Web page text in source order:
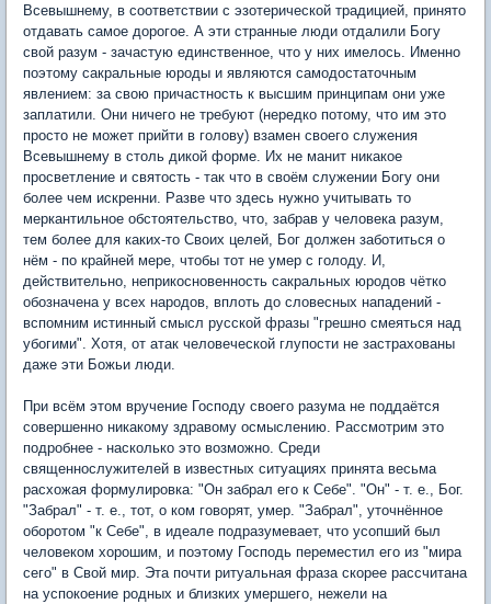
Всевышнему, в соответствии с эзотерической традицией, принято
отдавать самое дорогое. А эти странные люди отдалили Богу
свой разум - зачастую единственное, что у них имелось. Именно
поэтому сакральные юроды и являются самодостаточным
явлением: за свою причастность к высшим принципам они уже
заплатили. Они ничего не требуют (нередко потому, что им это
просто не может прийти в голову) взамен своего служения
Всевышнему в столь дикой форме. Их не манит никакое
просветление и святость - так что в своём служении Богу они
более чем искренни. Разве что здесь нужно учитывать то
меркантильное обстоятельство, что, забрав у человека разум,
тем более для каких-то Своих целей, Бог должен заботиться о
нём - по крайней мере, чтобы тот не умер с голоду. И,
действительно, неприкосновенность сакральных юродов чётко
обозначена у всех народов, вплоть до словесных нападений -
вспомним истинный смысл русской фразы "грешно смеяться над
убогими". Хотя, от атак человеческой глупости не застрахованы
даже эти Божьи люди.
При всём этом вручение Господу своего разума не поддаётся
совершенно никакому здравому осмыслению. Рассмотрим это
подробнее - насколько это возможно. Среди
священнослужителей в известных ситуациях принята весьма
расхожая формулировка: "Он забрал его к Себе". "Он" - т. е., Бог.
"Забрал" - т. е., тот, о ком говорят, умер. "Забрал", уточнённое
оборотом "к Себе", в идеале подразумевает, что усопший был
человеком хорошим, и поэтому Господь переместил его из "мира
сего" в Свой мир. Эта почти ритуальная фраза скорее рассчитана
на успокоение родных и близких умершего, нежели на